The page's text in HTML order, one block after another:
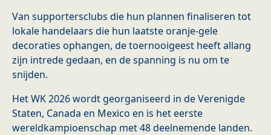
Van supportersclubs die hun plannen finaliseren tot
lokale handelaars die hun laatste oranje-gele
decoraties ophangen, de toernooigeest heeft allang
zijn intrede gedaan, en de spanning is nu om te
snijden.
Het WK 2026 wordt georganiseerd in de Verenigde
Staten, Canada en Mexico en is het eerste
wereldkampioenschap met 48 deelnemende landen.